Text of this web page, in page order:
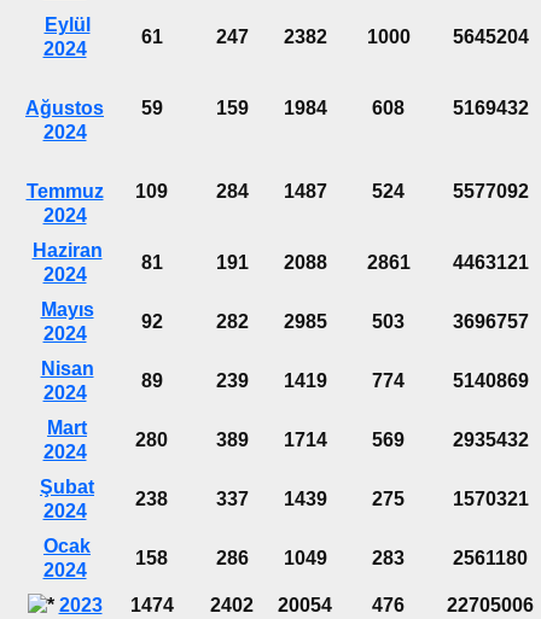
Eylül
2024
61 247 2382 1000 5645204
Ağustos
2024
59 159 1984 608 5169432
Temmuz
2024
109 284 1487 524 5577092
Haziran
2024
81 191 2088 2861 4463121
Mayıs
2024
92 282 2985 503 3696757
Nisan
2024
89 239 1419 774 5140869
Mart
2024
280 389 1714 569 2935432
Şubat
2024
238 337 1439 275 1570321
Ocak
2024
158 286 1049 283 2561180
2023 1474 2402 20054 476
22705006